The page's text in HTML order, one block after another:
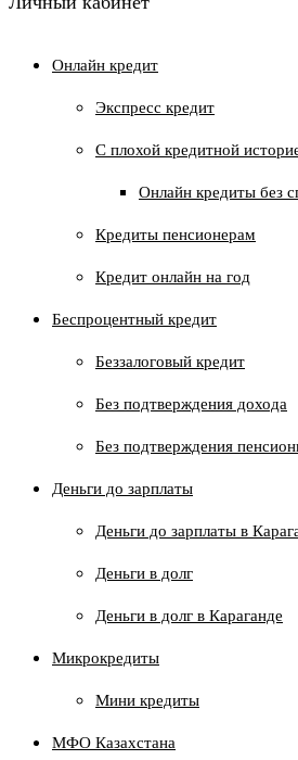
Онлайн кредит
Экспресс кредит
C плохой кредитной
Онлайн кредиты без
Кредиты пенсионерам
Кредит онлайн на год
Беспроцентный кредит
Беззалоговый кредит
Без подтверждения дохода
Без подтверждения
Деньги до зарплаты
Деньги до зарплаты в
Деньги в долг
Деньги в долг в Караганде
Микрокредиты
Мини кредиты
МФО Казахстана